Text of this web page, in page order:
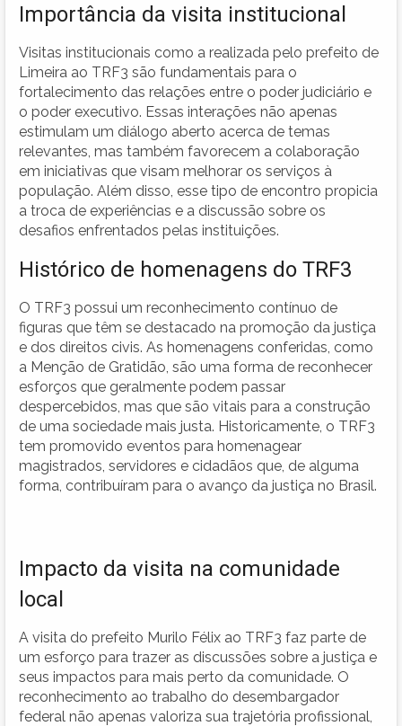
Importância da visita institucional
Visitas institucionais como a realizada pelo prefeito de
Limeira ao TRF3 são fundamentais para o
fortalecimento das relações entre o poder judiciário e
o poder executivo. Essas interações não apenas
estimulam um diálogo aberto acerca de temas
relevantes, mas também favorecem a colaboração
em iniciativas que visam melhorar os serviços à
população. Além disso, esse tipo de encontro propicia
a troca de experiências e a discussão sobre os
desafios enfrentados pelas instituições.
Histórico de homenagens do TRF3
O TRF3 possui um reconhecimento contínuo de
figuras que têm se destacado na promoção da justiça
e dos direitos civis. As homenagens conferidas, como
a Menção de Gratidão, são uma forma de reconhecer
esforços que geralmente podem passar
despercebidos, mas que são vitais para a construção
de uma sociedade mais justa. Historicamente, o TRF3
tem promovido eventos para homenagear
magistrados, servidores e cidadãos que, de alguma
forma, contribuíram para o avanço da justiça no Brasil.
Impacto da visita na comunidade
local
A visita do prefeito Murilo Félix ao TRF3 faz parte de
um esforço para trazer as discussões sobre a justiça e
seus impactos para mais perto da comunidade. O
reconhecimento ao trabalho do desembargador
federal não apenas valoriza sua trajetória profissional,